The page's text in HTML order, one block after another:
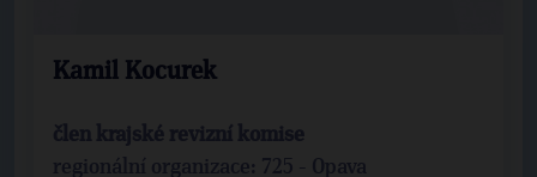
Kamil Kocurek
člen krajské revizní komise
regionální organizace: 725 - Opava